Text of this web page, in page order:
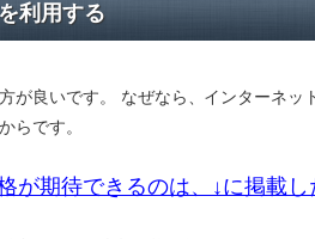
利用する
が良いです。 なぜなら、インターネッ
らです。
が期待できるのは、↓に掲載し